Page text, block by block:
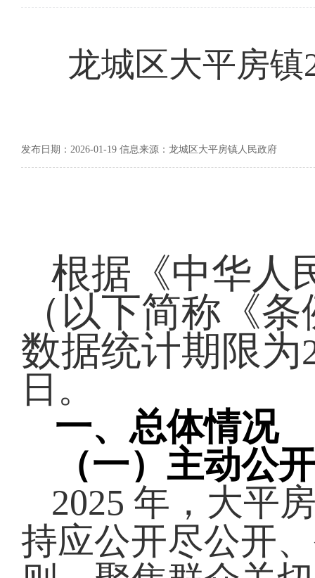
龙城区大平房镇
发布日期：2026-01-19 信息来源：龙城区大平房镇人民政府
根据《中华人
（以下简称《
数据统计期限为
日。
一、 总体情况
（一）主动公
2025 年，大平
持应公开尽公开